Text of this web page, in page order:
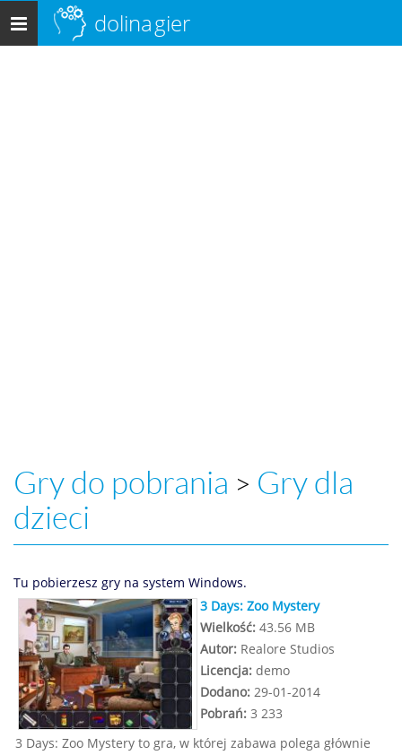
Menu
główne
dolinagier
Gry do pobrania > Gry dla
dzieci
Tu pobierzesz gry na system Windows.
3 Days: Zoo Mystery
Wielkość: 43.56 MB
Autor: Realore Studios
Licencja: demo
Dodano: 29-01-2014
Pobrań: 3 233
3 Days: Zoo Mystery to gra, w której zabawa polega głównie